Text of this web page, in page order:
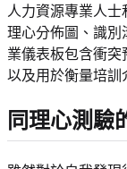
人力資源專業人
理心分佈圖、識別
業儀表板包含衝突
以及用於衡量培訓
同理心測驗